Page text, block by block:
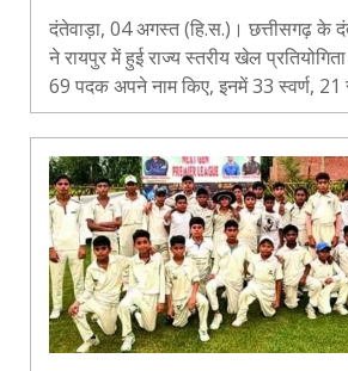
दंतेवाड़ा, 04 अगस्त (हि.स.)। छत्तीसगढ़ के
ने रायपुर में हुई राज्य स्तरीय खेल प्रतियोगिता में खिलाड़ियों
69 पदक अपने नाम किए, इनमें 33 स्वर्ण,
पदक शामिल हैं। जिले से कुल 70